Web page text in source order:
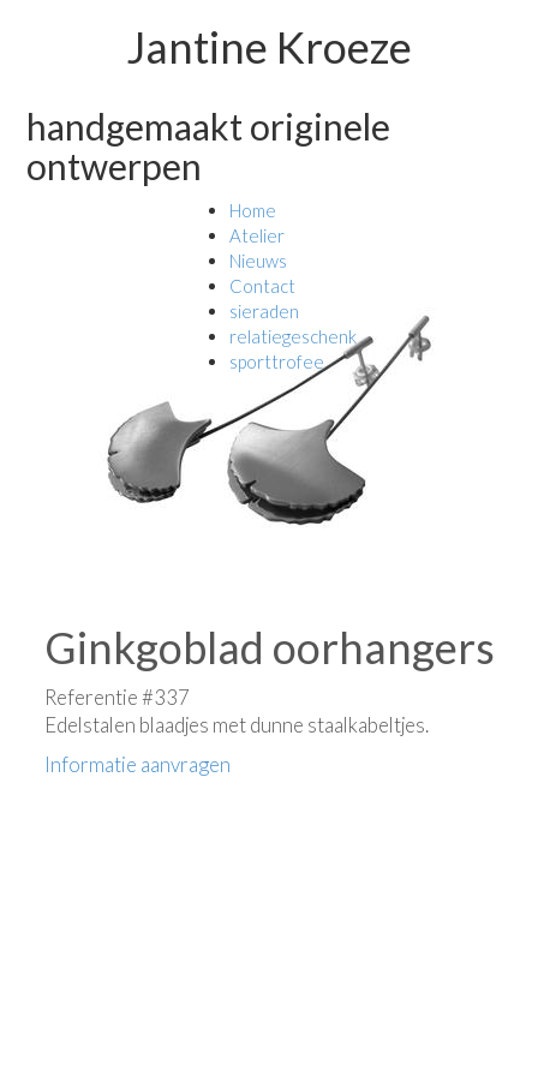
Jantine Kroeze
handgemaakt originele
ontwerpen
Home
Atelier
Nieuws
Contact
sieraden
relatiegeschenk
sporttrofee
Ginkgoblad oorhangers
Referentie #337
Edelstalen blaadjes met dunne staalkabeltjes.
Informatie aanvragen